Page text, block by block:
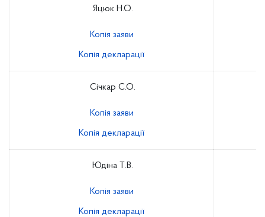
Яцюк Н.О.
Копія заяви
Копія декларації
Січкар С.О.
Копія заяви
Копія декларації
Юдіна Т.В.
Копія заяви
Копія декларації